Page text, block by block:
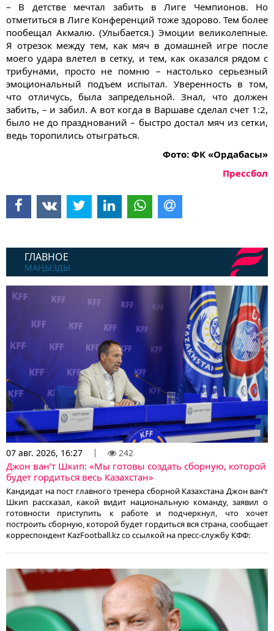
ГЛАВНОЕ
МАҢЫЗДЫ
07 авг. 2026, 16:27 242
Джон ван’т Шкип: «Мы готовы создать сборную, которой
будет гордиться весь Казахстан»
Кандидат на пост главного тренера сборной Казахстана Джон ван’т
Шкип рассказал, какой видит национальную команду, заявил о
готовности приступить к работе и подчеркнул, что хочет
построить сборную, которой будет гордиться вся страна, сообщает
корреспондент KazFootball.kz со ссылкой на пресс-службу КФФ:
– В детстве мечтал забить в Лиге Чемпионов. Но
отметиться в Лиге Конференций тоже здорово. Тем более
пообещал Акмалю. (Улыбается.) Эмоции великолепные.
Я отрезок между тем, как мяч в домашней игре после
моего удара влетел в сетку, и тем, как оказался рядом с
трибунами, просто не помню – настолько серьезный
эмоциональный подъем испытал. Уверенность в том,
что отличусь, была запредельной. Знал, что должен
забить, – и забил. А вот когда в Варшаве сделал счет 1:2,
было не до празднований – быстро достал мяч из сетки,
ведь торопились отыграться.
Фото: ФК «Ордабасы»
Прессбол